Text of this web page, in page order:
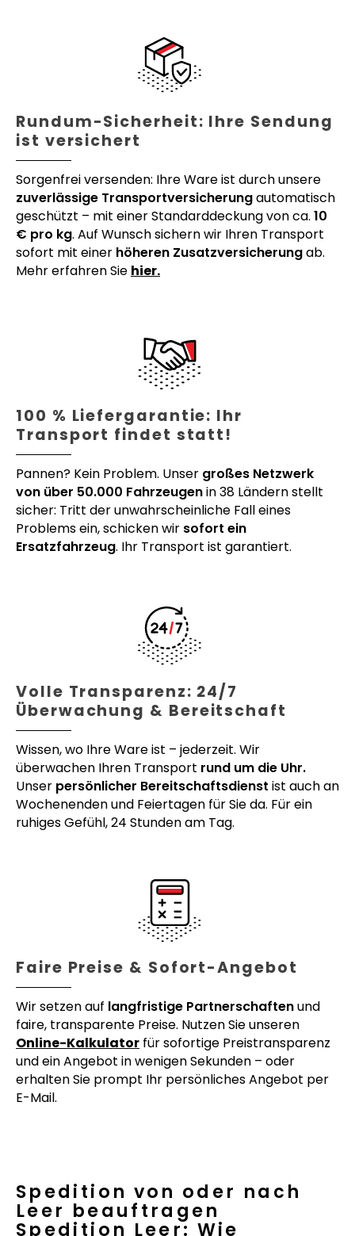
Rundum-Sicherheit: Ihre Sendung
ist versichert
Sorgenfrei versenden: Ihre Ware ist durch unsere
zuverlässige Transportversicherungautomatisch
geschützt – mit einer Standarddeckung von ca. 10
€ pro kg. Auf Wunsch sichern wir Ihren Transport
sofort mit einer höheren Zusatzversicherungab.
Mehr erfahren Sie hier.
100 % Liefergarantie: Ihr
Transport findet statt!
Pannen? Kein Problem. Unser großes Netzwerk
von über 50.000 Fahrzeugenin 38 Ländern stellt
sicher: Tritt der unwahrscheinliche Fall eines
Problems ein, schicken wir sofort ein
Ersatzfahrzeug. Ihr Transport ist garantiert.
Volle Transparenz: 24/7
Überwachung & Bereitschaft
Wissen, wo Ihre Ware ist – jederzeit. Wir
überwachen Ihren Transport rund um die Uhr.
Unser persönlicher Bereitschaftsdienst ist auch an
Wochenenden und Feiertagen für Sie da. Für ein
ruhiges Gefühl, 24 Stunden am Tag.
Faire Preise & Sofort-Angebot
Wir setzen auf langfristige Partnerschaftenund
faire, transparente Preise. Nutzen Sie unseren
Online-Kalkulator für sofortige Preistransparenz
und ein Angebot in wenigen Sekunden – oder
erhalten Sie prompt Ihr persönliches Angebot per
E-Mail.
Spedition von oder nach
Leer beauftragen
Spedition Leer: Wie